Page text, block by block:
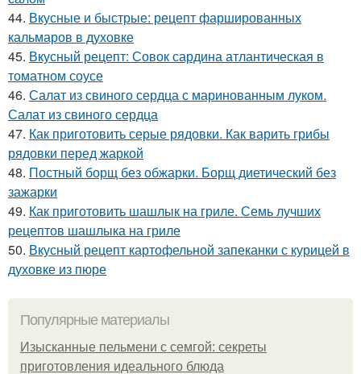
44. Вкусные и быстрые: рецепт фаршированных
кальмаров в духовке
45. Вкусный рецепт: Совок сардина атлантическая в
томатном соусе
46. Салат из свиного сердца с маринованным луком.
Салат из свиного сердца
47. Как приготовить серые рядовки. Как варить грибы
рядовки перед жаркой
48. Постный борщ без обжарки. Борщ диетический без
зажарки
49. Как приготовить шашлык на гриле. Семь лучших
рецептов шашлыка на гриле
50. Вкусный рецепт картофельной запеканки с курицей в
духовке из пюре
Популярные материалы
Изысканные пельмени с семгой: секреты
приготовления идеального блюда